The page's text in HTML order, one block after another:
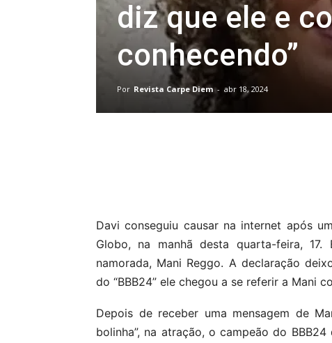
diz que ele e
conhecendo”
Por Revista Carpe Diem - abr 18, 2024
Davi conseguiu causar na internet após
Globo, na manhã desta quarta-feira,
namorada, Mani Reggo. A declaração
do “BBB24” ele chegou a se referir a Mani
Depois de receber uma mensagem de
bolinha”, na atração, o campeão do